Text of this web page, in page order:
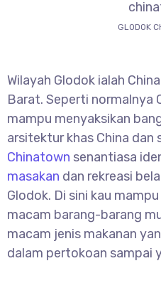
GLODOK
Wilayah Glodok ialah
Barat. Seperti normalnya
mampu menyaksikan
arsitektur khas China dan
Chinatown senantiasa
masakan dan rekreasi
Glodok. Di sini kau
macam barang-barang
macam jenis makanan
dalam pertokoan sampai